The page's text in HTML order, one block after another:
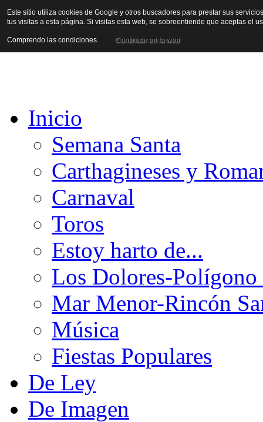
Inicio
Semana Santa
Carthagineses y
Carnaval
Toros
Estoy harto de...
Los Dolores-Polígono
Mar Menor-Rincón
Música
Fiestas Populares
De Ley
De Imagen
Este sitio utiliza cookies de Google y otros buscadores para prestar sus
tus visitas a esta página. Si visitas esta web, se sobreentiende que aceptas el
Comprendo las condiciones. Continuar en la web